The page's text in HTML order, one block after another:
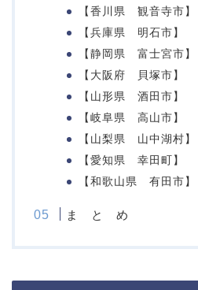
【香川県 観音寺市】
【兵庫県 明石市】
【静岡県 富士宮市】
【大阪府 貝塚市】
【山形県 酒田市】
【岐阜県 高山市】
【山梨県 山中湖村】
【愛知県 幸田町】
【和歌山県 有田市】
ま と め